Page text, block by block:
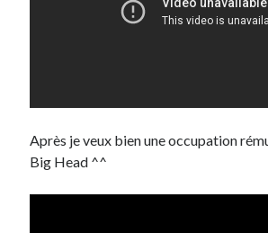
Après je veux bien une occupation
Big Head ^^